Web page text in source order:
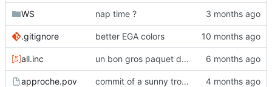
WS nap time ?
.gitignore better EGA colors
all.inc un bon gros paquet de changements :)
approche.pov commit of a sunny trolldi